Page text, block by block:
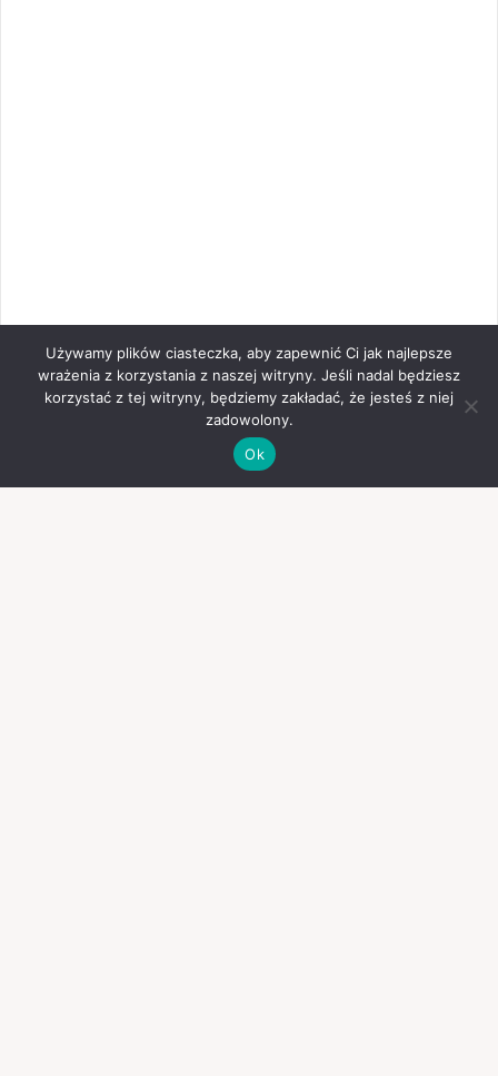
Używamy plików ciasteczka, aby zapewnić Ci jak najlepsze
wrażenia z korzystania z naszej witryny. Jeśli nadal będziesz
korzystać z tej witryny, będziemy zakładać, że jesteś z niej
zadowolony.
Ok